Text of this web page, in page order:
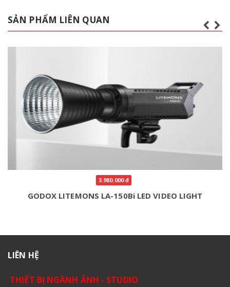
SẢN PHẨM LIÊN QUAN
3.980.000 đ
GODOX LITEMONS LA-150Bi LED VIDEO LIGHT
LIÊN HỆ
THIẾT BỊ NGÀNH ẢNH - STUDIO